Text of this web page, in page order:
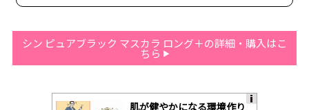
シン ピュアブラック マスカラ ロング＋の詳細・購入はこ
ちら
肌が健やかになる環境作り